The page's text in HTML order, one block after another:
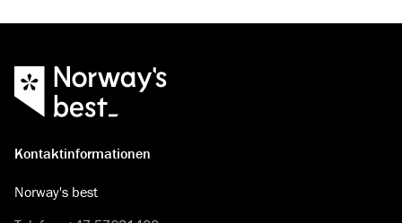
Kontaktinformationen
Norway's best